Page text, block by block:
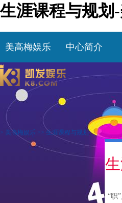
生涯课程与规划
美高梅娱乐 中心简介
> 美高梅娱乐 >> 生涯课程与规划
“职